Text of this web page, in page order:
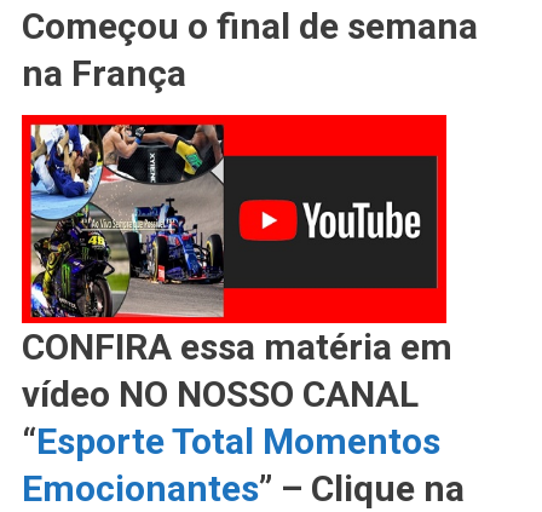
LE
Começou o final de semana
na França
CONFIRA essa matéria em
vídeo NO NOSSO CANAL
“Esporte Total Momentos
Emocionantes” – Clique na